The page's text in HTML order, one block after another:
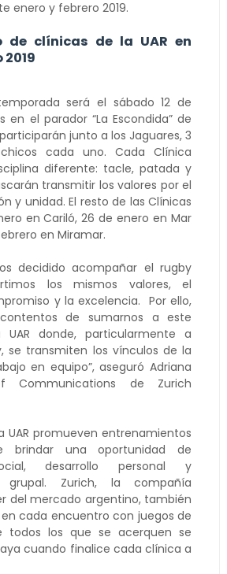
enero y febrero 2019.
de clínicas de la UAR en
será el sábado 12 de
en el parador “La Escondida” de
junto a los Jaguares, 3
cada uno. Cada Clínica
diferente: tacle, patada y
transmitir los valores por el
y unidad. El resto de las Clínicas
en Cariló, 26 de enero en Mar
en Miramar.
decidido acompañar el rugby
los mismos valores, el
y la excelencia. Por ello,
de sumarnos a este
donde, particularmente a
se transmiten los vínculos de la
en equipo”, aseguró Adriana
Communications de Zurich
UAR promueven entrenamientos
una oportunidad de
desarrollo personal y
grupal. Zurich, la compañía
del mercado argentino, también
cada encuentro con juegos de
todos los que se acerquen se
cuando finalice cada clínica a